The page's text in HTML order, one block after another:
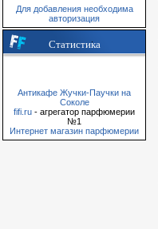
Для добавления необходима
авторизация
Статистика
Антикафе Жучки-Паучки на
Соколе
fifi.ru - агрегатор парфюмерии
№1
Интернет магазин парфюмерии